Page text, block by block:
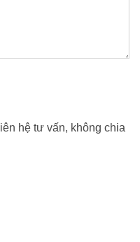
hệ tư vấn, không chia